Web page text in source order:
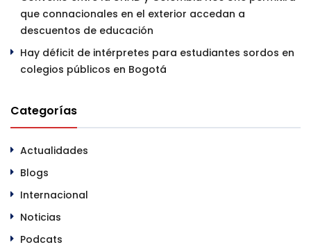
que connacionales en el exterior accedan a
descuentos de educación
Hay déficit de intérpretes para estudiantes sordos en
colegios públicos en Bogotá
Categorías
Actualidades
Blogs
Internacional
Noticias
Podcats